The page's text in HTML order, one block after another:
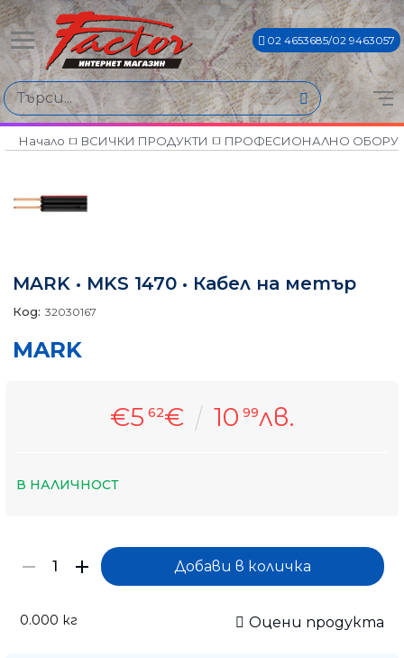
02 4653685/02 9463057
Начало ВСИЧКИ ПРОДУКТИ ПРОФЕСИОНАЛНО
MARK • MKS 1470 • Кабел на метър
Код: 32030167
MARK
€5 62€ 10 99лв.
В НАЛИЧНОСТ
0.000 кг Оцени продукта